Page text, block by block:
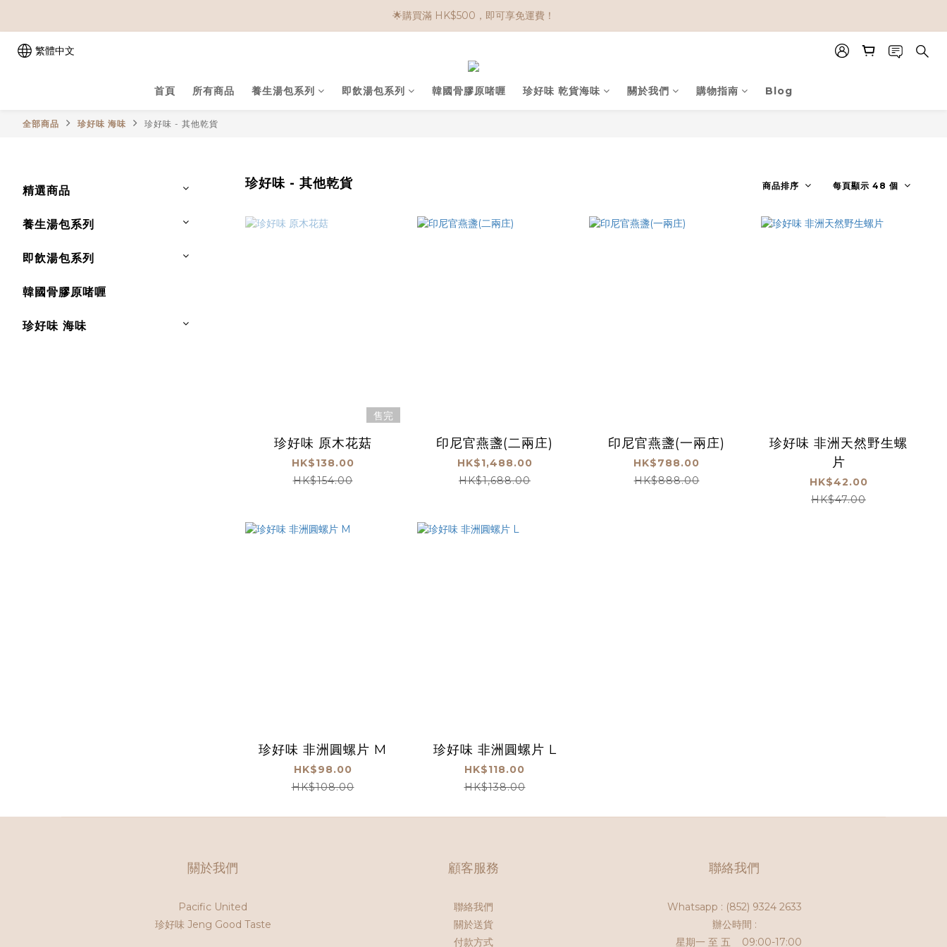
🌟購物滿 HK$650享95折； HK$950享9折；HK$1500享85折
🌟購買滿 HK$500，即可享免運費！
繁體中文
首頁 所有商品 養生湯包系列 即飲湯包系列 韓國骨膠原啫喱 珍好味 乾貨海味 關於我們 購物指南 Blog
全部商品 珍好味 海味 珍好味 - 其他乾貨
精選商品
養生湯包系列
即飲湯包系列
韓國骨膠原啫喱
珍好味 海味
珍好味 - 其他乾貨 商品排序 每頁顯示 48 個
售完
珍好味 原木花菇
HK$138.00
HK$154.00
印尼官燕盞(二兩庄)
HK$1,488.00
HK$1,688.00
印尼官燕盞(一兩庄)
HK$788.00
HK$888.00
珍好味 非洲天然野生螺
片
HK$42.00
HK$47.00
珍好味 非洲圓螺片 M
HK$98.00
HK$108.00
珍好味 非洲圓螺片 L
HK$118.00
HK$138.00
關於我們
Pacific United
珍好味 Jeng Good Taste
顧客服務
聯絡我們
關於送貨
付款方式
聯絡我們
Whatsapp : (852) 9324 2633
辦公時間 :
星期一 至 五 09:00-17:00